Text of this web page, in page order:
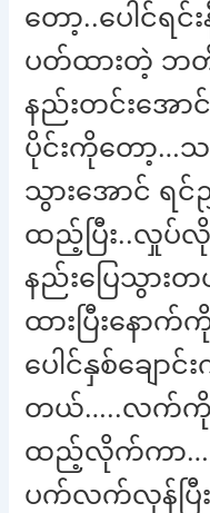
တော့..ပေါင်ရင်
ပတ်ထားတဲ့ ဘ
နည်းတင်းအော
ပိုင်းကိုတော့…သ
သွားအောင် ရ
ထည့်ပြီး..လှုပ်
နည်းပြေသွား
ထားပြီးနော
ပေါင်နှစ်ချော
တယ်…..လက်ကိုခ
ထည့်လိုက်ကာ… ခု
ပက်လက်လှန်ပြီ